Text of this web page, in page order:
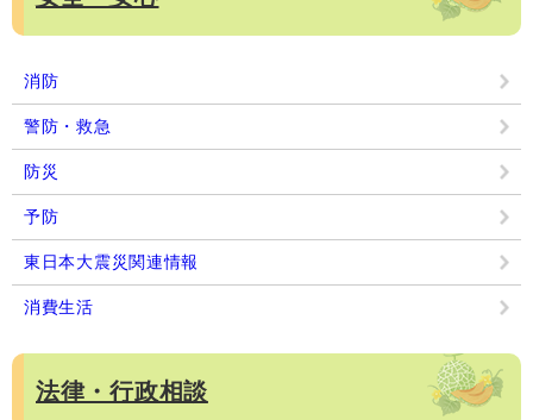
消防
警防・救急
防災
予防
東日本大震災関連情報
消費生活
法律・行政相談